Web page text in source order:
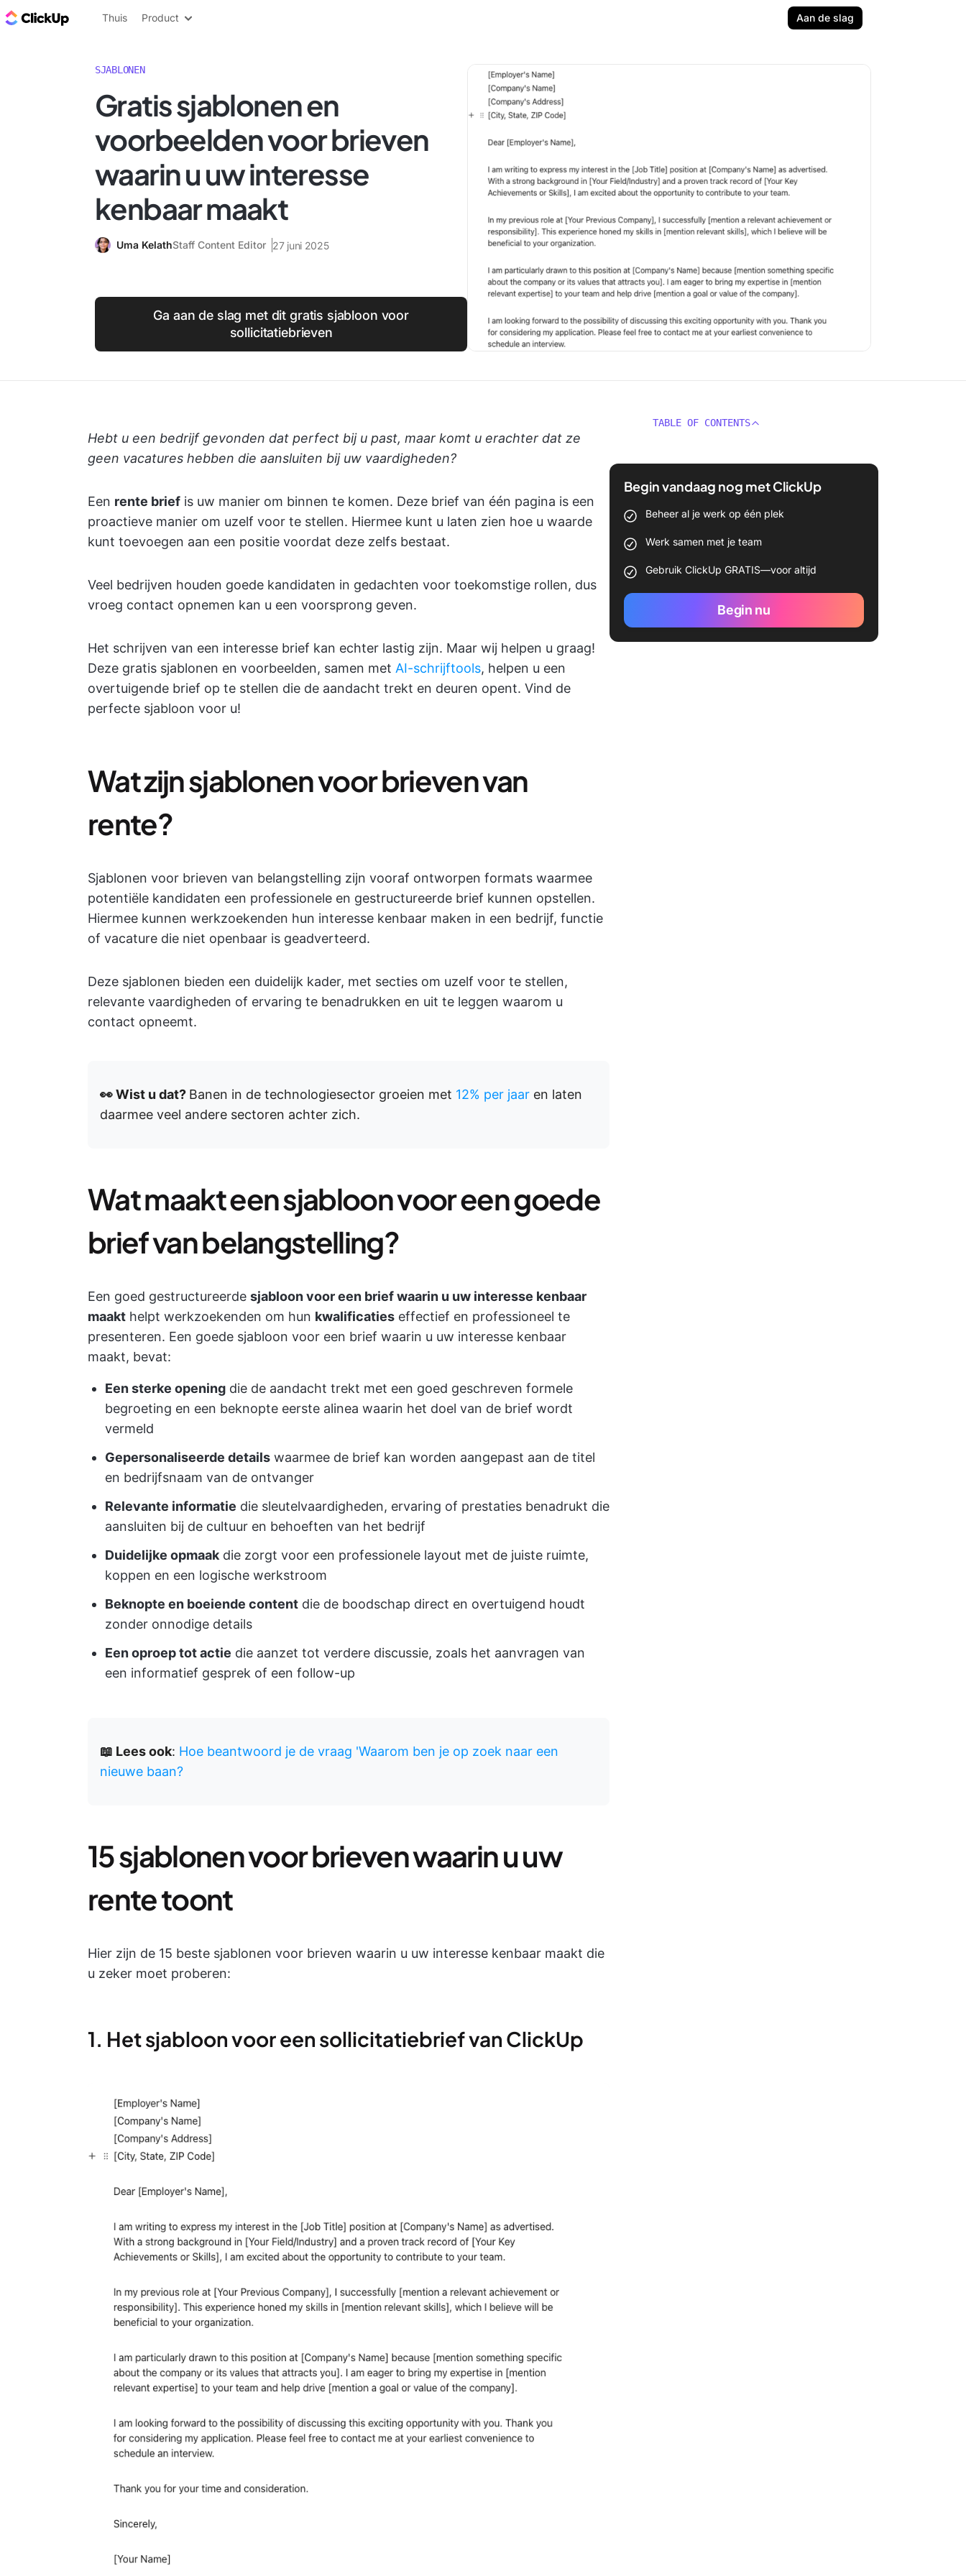
ClickUp Blog
Thuis Product Aan de slag
SJABLONEN
Gratis sjablonen en
voorbeelden voor brieven
waarin u uw interesse
kenbaar maakt
Uma KelathStaff Content Editor 27 juni 2025
Ga aan de slag met dit gratis sjabloon voor
sollicitatiebrieven
Hebt u een bedrijf gevonden dat perfect bij u past, maar komt u erachter dat ze
geen vacatures hebben die aansluiten bij uw vaardigheden?
Een rente brief is uw manier om binnen te komen. Deze brief van één pagina is een
proactieve manier om uzelf voor te stellen. Hiermee kunt u laten zien hoe u waarde
kunt toevoegen aan een positie voordat deze zelfs bestaat.
Veel bedrijven houden goede kandidaten in gedachten voor toekomstige rollen, dus
vroeg contact opnemen kan u een voorsprong geven.
Het schrijven van een interesse brief kan echter lastig zijn. Maar wij helpen u graag!
Deze gratis sjablonen en voorbeelden, samen met AI-schrijftools, helpen u een
overtuigende brief op te stellen die de aandacht trekt en deuren opent. Vind de
perfecte sjabloon voor u!
Wat zijn sjablonen voor brieven van
rente?
Sjablonen voor brieven van belangstelling zijn vooraf ontworpen formats waarmee
potentiële kandidaten een professionele en gestructureerde brief kunnen opstellen.
Hiermee kunnen werkzoekenden hun interesse kenbaar maken in een bedrijf, functie
of vacature die niet openbaar is geadverteerd.
Deze sjablonen bieden een duidelijk kader, met secties om uzelf voor te stellen,
relevante vaardigheden of ervaring te benadrukken en uit te leggen waarom u
contact opneemt.
👀 Wist u dat? Banen in de technologiesector groeien met 12% per jaar en laten
daarmee veel andere sectoren achter zich.
Wat maakt een sjabloon voor een goede
brief van belangstelling?
Een goed gestructureerde sjabloon voor een brief waarin u uw interesse kenbaar
maakt helpt werkzoekenden om hun kwalificaties effectief en professioneel te
presenteren. Een goede sjabloon voor een brief waarin u uw interesse kenbaar
maakt, bevat:
Een sterke opening die de aandacht trekt met een goed geschreven formele
begroeting en een beknopte eerste alinea waarin het doel van de brief wordt
vermeld
Gepersonaliseerde details waarmee de brief kan worden aangepast aan de titel
en bedrijfsnaam van de ontvanger
Relevante informatie die sleutelvaardigheden, ervaring of prestaties benadrukt die
aansluiten bij de cultuur en behoeften van het bedrijf
Duidelijke opmaak die zorgt voor een professionele layout met de juiste ruimte,
koppen en een logische werkstroom
Beknopte en boeiende content die de boodschap direct en overtuigend houdt
zonder onnodige details
Een oproep tot actie die aanzet tot verdere discussie, zoals het aanvragen van
een informatief gesprek of een follow-up
📖 Lees ook: Hoe beantwoord je de vraag 'Waarom ben je op zoek naar een
nieuwe baan?
15 sjablonen voor brieven waarin u uw
rente toont
Hier zijn de 15 beste sjablonen voor brieven waarin u uw interesse kenbaar maakt die
u zeker moet proberen:
1. Het sjabloon voor een sollicitatiebrief van ClickUp
TABLE OF CONTENTS
Begin vandaag nog met ClickUp
Beheer al je werk op één plek
Werk samen met je team
Gebruik ClickUp GRATIS—voor altijd
Begin nu